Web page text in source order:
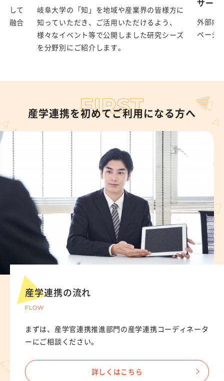
して
融合
岐阜大学の「知」を地域や産業界の皆様方に
知っていただき、ご活用いただけるよう、
様々なイベント等で公開しました研究シーズ
を分野別にご紹介します。
サー
外部向
ページ
FIRST
産学連携を初めてご利用になる方へ
産学連携の流れ
FLOW
まずは、産学官連携推進部門の産学連携コーディネータ
ーにご相談ください。
詳しくはこちら